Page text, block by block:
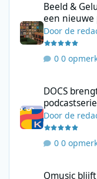
Beeld &
een nieuwe
Doorde
0
DOCS
Doorde
0
Qmusic